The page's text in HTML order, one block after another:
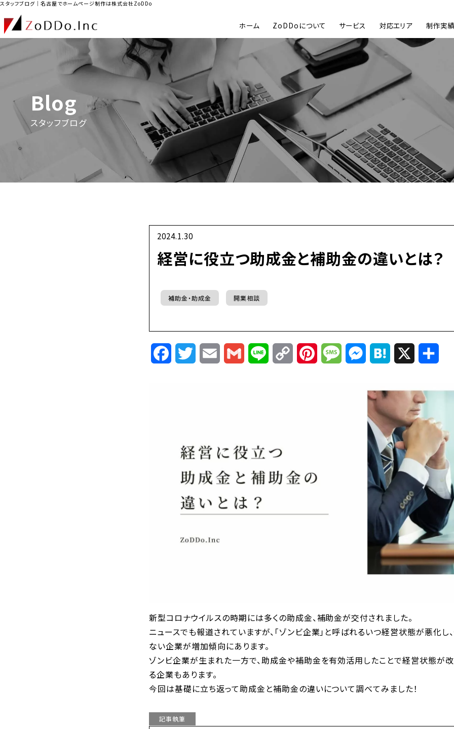
スタッフブログ｜名古屋でホームページ制作は株式会社ZoDDo
ホーム ZoDDoについて サービス 対応エリア 制作実績
Blog
スタッフブログ
2024.1.30
経営に役立つ助成金と補助金の違いとは？
補助金・助成金 開業相談
FacebookTwitterEmail Gmail Line
Copy
Link
PinterestMessageMessenger
Hatena
新型コロナウイルスの時期には多くの助成金、補助金が交付されました。
ニュースでも報道されていますが、「ゾンビ企業」と呼ばれるいつ経営状態が悪化し
ない企業が増加傾向にあります。
ゾンビ企業が生まれた一方で、助成金や補助金を有効活用したことで経営状態が改
る企業もあります。
今回は基礎に立ち返って助成金と補助金の違いについて調べてみました！
記事執筆